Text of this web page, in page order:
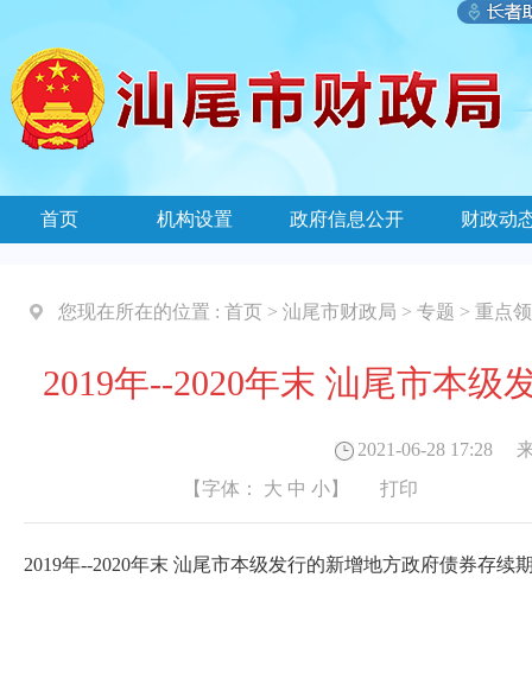
首页 机构设置 政府信息公开 财政动
您现在所在的位置 : 首页 > 汕尾市财政局 > 专题 > 重点
2019年--2020年末 汕尾市本级
2021-06-28 17:28
【字体： 大 中 小】 打印
2019年--2020年末 汕尾市本级发行的新增地方政府债券存续